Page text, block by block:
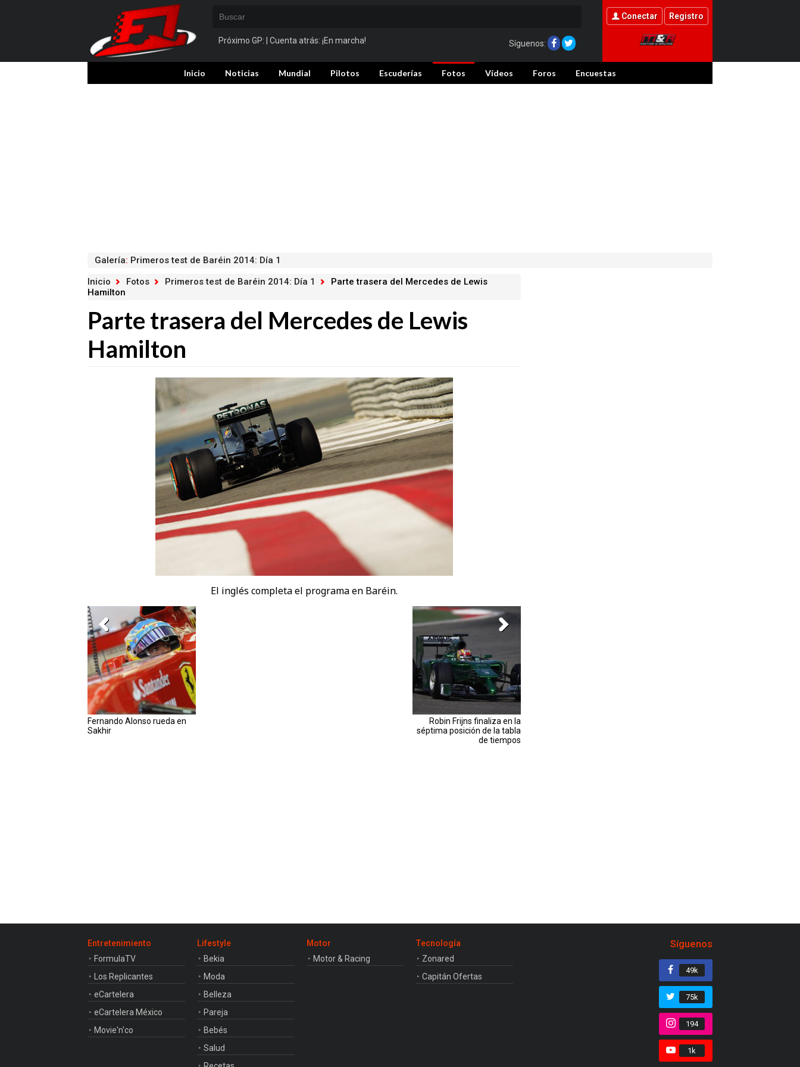
Próximo GP: | Cuenta atrás: ¡En marcha! Síguenos:
Conectar Registro
Inicio Noticias Mundial Pilotos Escuderías Fotos Vídeos Foros Encuestas
Galería: Primeros test de Baréin 2014: Día 1
Inicio
Fotos Primeros test de Baréin 2014: Día 1
Parte trasera del Mercedes de Lewis
Hamilton
Parte trasera del Mercedes de Lewis
Hamilton
El inglés completa el programa en Baréin.
Fernando Alonso rueda en
Sakhir
Robin Frijns finaliza en la
séptima posición de la tabla
de tiempos
Entretenimiento
FormulaTV
Los Replicantes
eCartelera
eCartelera México
Movie'n'co
Lifestyle
Bekia
Moda
Belleza
Pareja
Bebés
Salud
Motor
Motor & Racing
Tecnología
Zonared
Capitán Ofertas
Síguenos
49k
75k
194
1k